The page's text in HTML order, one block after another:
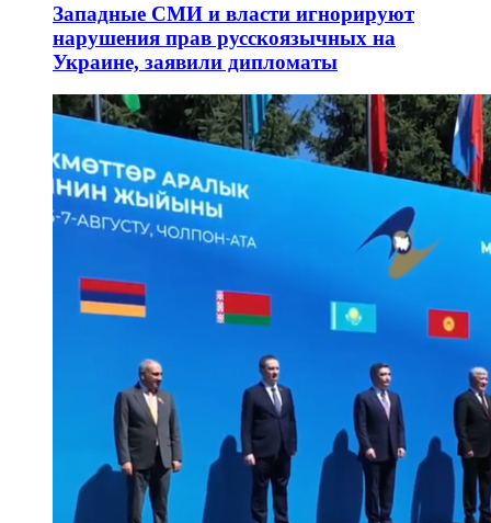
Западные СМИ и власти игнорируют
нарушения прав русскоязычных на
Украине, заявили дипломаты